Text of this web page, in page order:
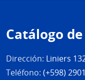
de
página
Catálogo
Dirección: Liniers
Teléfono: (+598)